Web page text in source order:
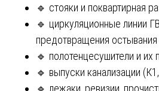
🔹 стояки и поквартирная
🔹 циркуляционные линии
предотвращения
🔹 полотенцесушители и их
🔹 выпуски канализации
🔹 лежаки, ревизии,